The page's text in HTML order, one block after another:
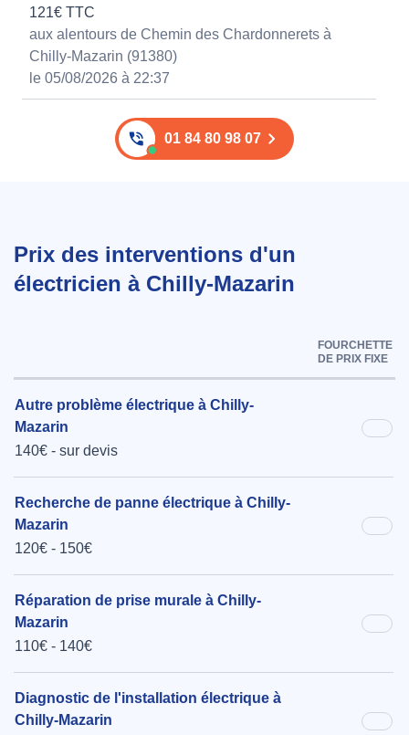
121€ TTC
aux alentours de Chemin des Chardonnerets à
Chilly-Mazarin (91380)
le 05/08/2026 à 22:37
01 84 80 98 07
Prix des interventions d'un
électricien à Chilly-Mazarin
FOURCHETTE
DE PRIX FIXE
Autre problème électrique à Chilly-
Mazarin
140€ - sur devis
Recherche de panne électrique à Chilly-
Mazarin
120€ - 150€
Réparation de prise murale à Chilly-
Mazarin
110€ - 140€
Diagnostic de l'installation électrique à
Chilly-Mazarin